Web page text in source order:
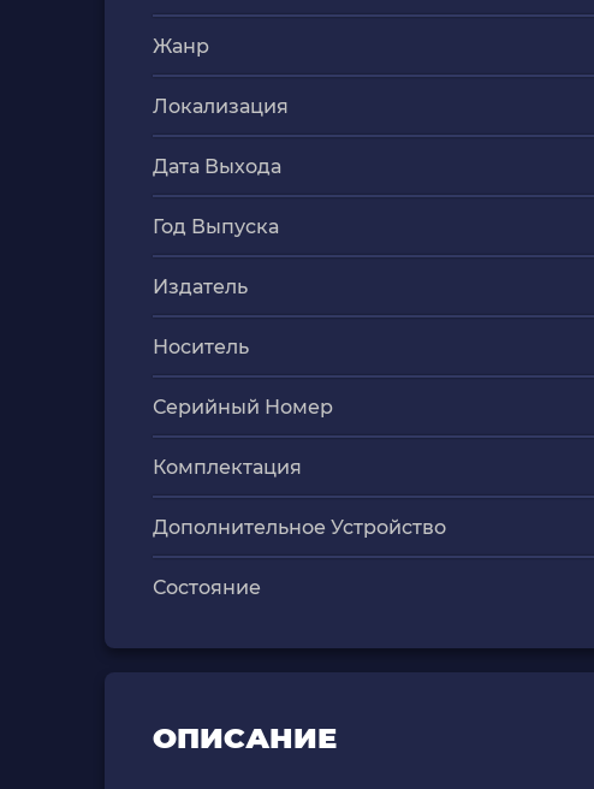
Жанр
Локализация
Дата Выхода
Год Выпуска
Издатель
Носитель
Серийный Номер
Комплектация
Дополнительное Устройство
Состояние
ОПИСАНИЕ